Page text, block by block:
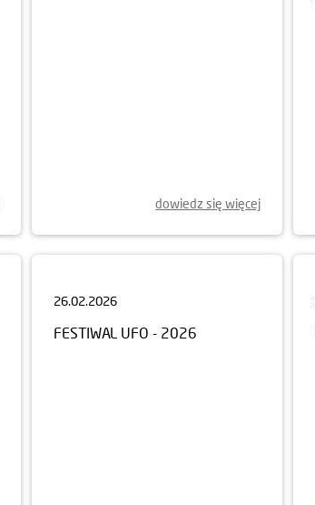
dowiedz się więcej
FESTIWAL UFO - 2026